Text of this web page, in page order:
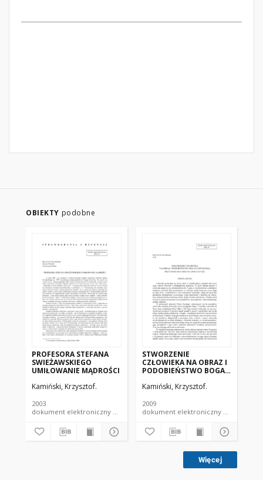
OBIEKTY podobne
PROFESORA STEFANA
SWIEŻAWSKIEGO
UMIŁOWANIE MĄDROŚCI
Kamiński, Krzysztof.
2003
dokument elektroniczny czasopismo
STWORZENIE
CZŁOWIEKA NA OBRAZ I
PODOBIEŃSTWO BOGA
PRZYCZYNEK DO
APOKATASTAZĘ
Kamiński, Krzysztof.
2009
dokument elektroniczny czasopismo
Więcej